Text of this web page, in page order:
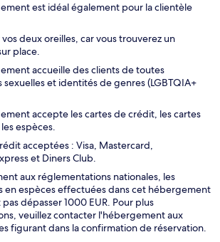
est idéal également pour la clientèle
vos deux oreilles, car vous trouverez un
place.
accueille des clients de toutes
sexuelles et identités de genres (LGBTQIA+
accepte les cartes de crédit, les cartes
espèces.
acceptées : Visa, Mastercard,
et Diners Club.
aux réglementations nationales, les
en espèces effectuées dans cet hébergement
dépasser 1000 EUR. Pour plus
veuillez contacter l'hébergement aux
figurant dans la confirmation de réservation.